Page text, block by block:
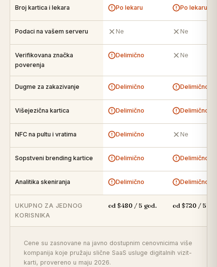
Broj kartica i lekara Po lekaru Po lekaru
Podaci na vašem serveru Ne Ne
Verifikovana značka
poverenja
Delimično Ne
Dugme za zakazivanje Delimično Delimično
Višejezična kartica Delimično Delimično
NFC na pultu i vratima Delimično Ne
Sopstveni brending kartice Delimično Delimično
Analitika skeniranja Delimično Delimično
UKUPNO ZA JEDNOG
KORISNIKA
od $480 / 5 god. od $720 / 5
Cene su zasnovane na javno dostupnim cenovnicima više
kompanija koje pružaju slične SaaS usluge digitalnih vizit-
karti, provereno u maju 2026.